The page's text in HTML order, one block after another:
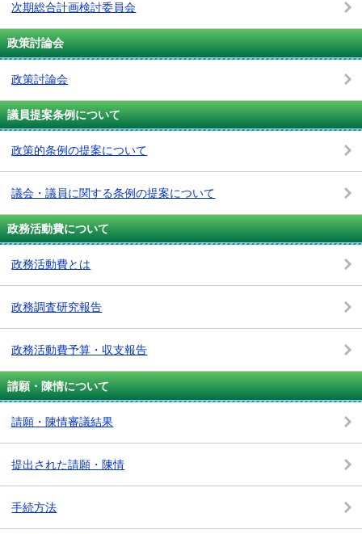
次期総合計画検討委員会
政策討論会
政策討論会
議員提案条例について
政策的条例の提案について
議会・議員に関する条例の提案について
政務活動費について
政務活動費とは
政務調査研究報告
政務活動費予算・収支報告
請願・陳情について
請願・陳情審議結果
提出された請願・陳情
手続方法